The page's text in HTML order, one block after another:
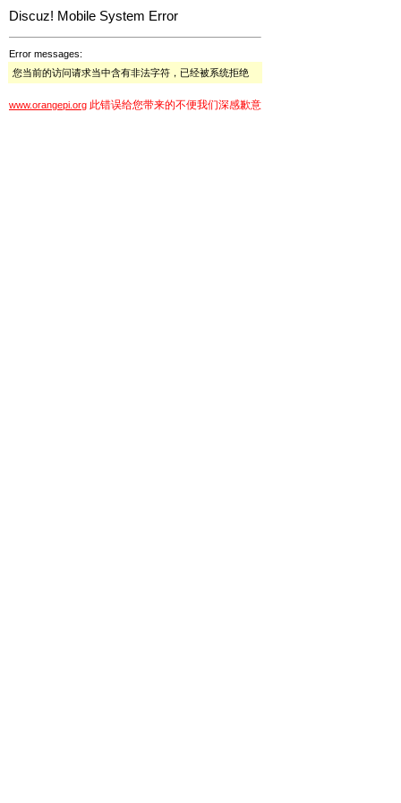
Discuz! Mobile System Error
Error messages:
您当前的访问请求当中含有非法字符，已经被系统拒绝
www.orangepi.org 此错误给您带来的不便我们深感歉意